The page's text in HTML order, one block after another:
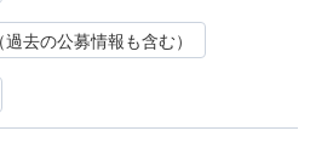
去の公募情報も含む）